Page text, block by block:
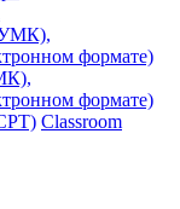
формате)
Classroom